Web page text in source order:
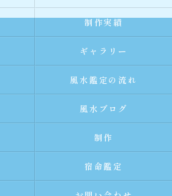
制作実績
ギャラリー
風水鑑定の流れ
風水ブログ
制作
宿命鑑定